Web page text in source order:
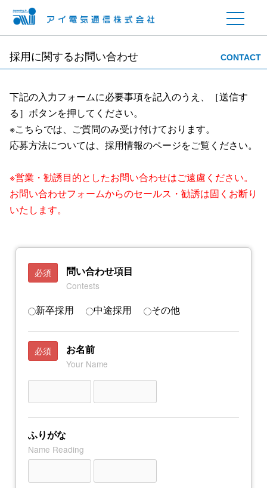
採用に関するお問い合わせ CONTACT
下記の入力フォームに必要事項を記入のうえ、［送信す
る］ボタンを押してください。
※こちらでは、ご質問のみ受け付けております。
応募方法については、採用情報のページをご覧ください。
※営業・勧誘目的としたお問い合わせはご遠慮ください。
お問い合わせフォームからのセールス・勧誘は固くお断り
いたします。
必須 問い合わせ項目
Contests
新卒採用 中途採用 その他
必須 お名前
Your Name
ふりがな
Name Reading